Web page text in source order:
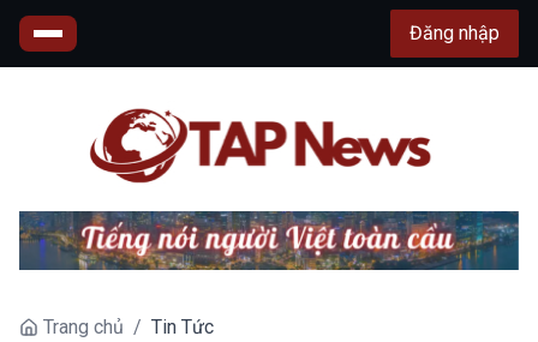
Đăng nhập
Trang chủ / Tin Tức